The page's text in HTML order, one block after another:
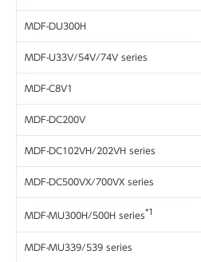
MDF-DU300H
MDF-U33V/54V/74V series
MDF-C8V1
MDF-DC200V
MDF-DC102VH/202VH series
MDF-DC500VX/700VX series
MDF-MU300H/500H series*1
MDF-MU339/539 series